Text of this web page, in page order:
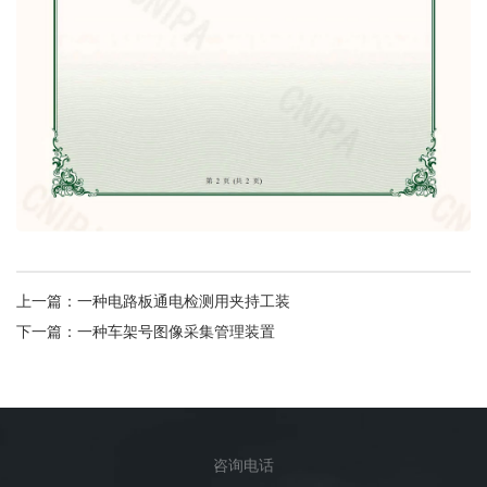
上一篇： 一种电路板通电检测用夹持工装
下一篇： 一种车架号图像采集管理装置
咨询电话